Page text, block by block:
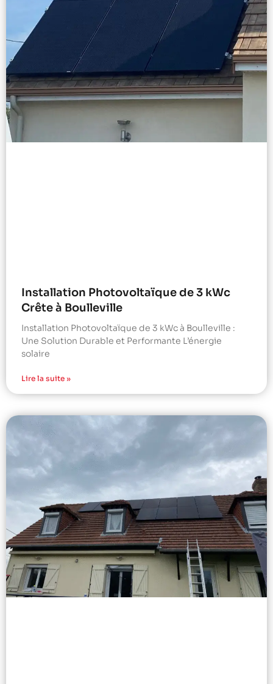
Installation Photovoltaïque de 3 kWc
Crête à Boulleville
Installation Photovoltaïque de 3 kWc à Boulleville :
Une Solution Durable et Performante L’énergie
solaire
Lire la suite »